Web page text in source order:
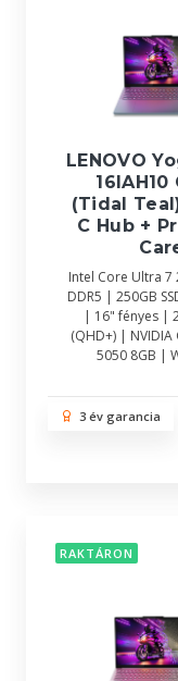
LENOVO
16IAH10
(Tidal
C Hub +
Intel Core Ultra 7
DDR5 | 250GB
| 16" fényes |
(QHD+) | NVIDIA
5050 8GB |
3 év garancia
RAKTÁRON